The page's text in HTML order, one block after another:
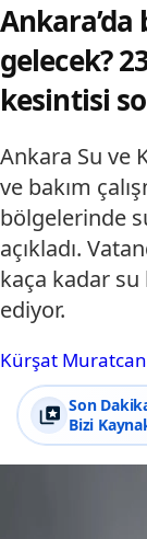
gelecek?
kesintisi
Ankara Su ve
ve bakım
bölgelerinde
açıkladı.
kaça kadar su
ediyor.
Kürşat Muratcan
Son
Bizi